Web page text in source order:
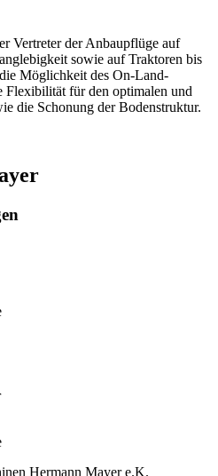
Vertreter der Anbaupflüge auf
sowie auf Traktoren bis
Möglichkeit des On-Land-
Flexibilität für den optimalen und
die Schonung der Bodenstruktur.
Hermann Mayer e.K.